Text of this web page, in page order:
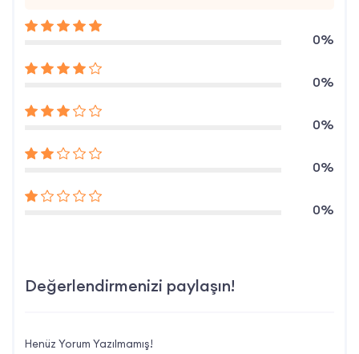
0%
0%
0%
0%
0%
Değerlendirmenizi paylaşın!
Henüz Yorum Yazılmamış!